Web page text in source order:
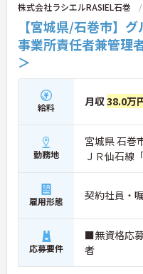
で連休を取得しプライベー
きます
・子育てサポート企業とし
ておりこども休暇など子育
・産休や育休の取得実績が
も多数在籍しているためお
があります
【賞与実績最大185万円！
い福利厚生が魅力です】
・頑張りをしっかりと評価
185万円の賞与や配偶者と
・勤続3年以上で対象とな
助などを受けられる独自の
を完備しています
・社内規定の範囲内で髪色
まつげエクステが自由であ
のびのびと働けます
株式会社ラシエルRASIEL石巻
【宮城県/石巻市】
事業所責任者兼管理
＞
給料 月収38.0万
勤務地
宮城県 石巻
ＪＲ仙石線
雇用形態 契約社員・
応募要件
■無資格応
者